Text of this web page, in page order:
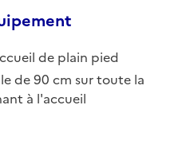
de plain pied
de 90 cm sur toute la
à l'accueil